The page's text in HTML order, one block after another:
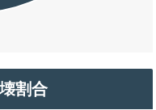
割合